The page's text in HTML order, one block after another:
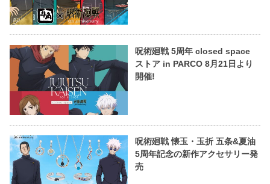
呪術廻戦 5周年 closed space
ストア in PARCO 8月21日より
開催!
呪術廻戦 懐玉・玉折 五条&夏油
5周年記念の新作アクセサリー発
売